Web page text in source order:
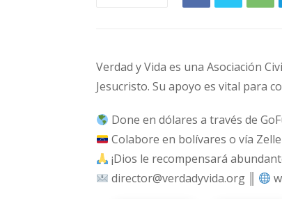
Verdad y Vida es una Asociación
Jesucristo. Su apoyo es vital para
Done en dólares a través de
Colabore en bolívares o vía Zelle
¡Dios le recompensará
director@verdadyvida.org ║